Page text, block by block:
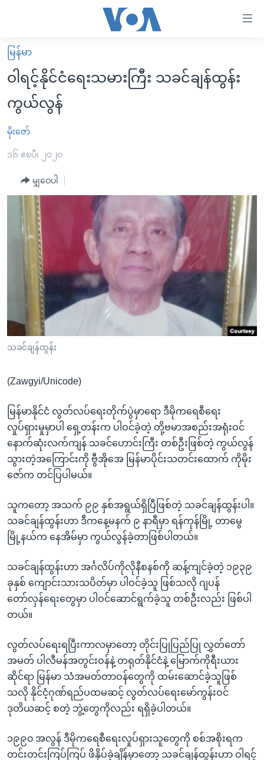
လွယ်ကူ
စေ
Link
များ
ပင်မ
ကြည့်
ကျော်
ကြည့်
ရှာဖွေ
နေရာ
သို့
ကျော်
ရန်
မူလစာမျက်နှာ
မြန်မာ
ကမ္ဘာ့သတင်းများ
နိုင်ငံတကာ
အစ္စရေး-ပါလက်စတိုင်း
ဗွီဒီယို
သတင်းလွတ်လပ်ခွင့်
အင်္ဂလိပ်စာလေ့လာမယ်
အမေရိကန်သုံးအီဒီယံ
မကြေးမုံရဲ့ အင်္ဂလိပ်စာ
ရုပ်ရှင်ထဲက အင်္ဂလိပ်စာ
သုတပဒေသာ အင်္ဂလိပ်စာ
အပတ်စဉ်ကဏ္ဍများ
ရေဒီယို
ရေဒီယိုနှင့်ရုပ်သံ အချက်အလက်များ
ရေဒီယို/တီဗွီအစီအစဉ်
Learning English
ဗွီအိုအေ လူမှုကွန်ယက်များ
မြန်မာ
ဝါရင့်နိုင်ငံရေးသမားကြီး သခင်ချန်ထွန်း
ကွယ်လွန်
မိုးဇော်
၁၆ ဧၿပီ၊ ၂၀၂၀
မျှဝေပါ
သခင်ချန်ထွန်း
(Zawgyi/Unicode)
မြန်မာနိုင်ငံ လွတ်လပ်ရေးတိုက်ပွဲမှာရော ဒီမိုကရေစီရေး
လှုပ်ရှားမှုမှာပါ ရှေ့တန်းက ပါဝင်ခဲ့တဲ့ တို့ဗမာအစည်းအရုံးဝင်
နောက်ဆုံးလက်ကျန် သခင်ဟောင်းကြီး တစ်ဦးဖြစ်တဲ့ ကွယ်လွန်
သွားတဲ့အကြောင်းကို ဗွီအိုအေ မြန်မာပိုင်းသတင်းထောက် ကိုမိုး
ဇော်က တင်ပြပါမယ်။
သူကတော့ အသက် ၉၉ နှစ်အရွယ်ရှိပြီဖြစ်တဲ့ သခင်ချန်ထွန်းပါ။
သခင်ချန်ထွန်းဟာ ဒီကနေ့မနက် ၉ နာရီမှာ ရန်ကုန်မြို့ တာမွေ
မြို့နယ်က နေအိမ်မှာ ကွယ်လွန်ခဲ့တာဖြစ်ပါတယ်။
သခင်ချန်ထွန်းဟာ အင်္ဂလိပ်ကိုလိုနီစနစ်ကို ဆန့်ကျင်ခဲ့တဲ့ ၁၉၃၉
ခုနှစ် ကျောင်းသားသပိတ်မှာ ပါဝင်ခဲ့သူ ဖြစ်သလို ဂျပန်
တော်လှန်ရေးတွေမှာ ပါဝင်ဆောင်ရွက်ခဲ့သူ တစ်ဦးလည်း ဖြစ်ပါ
တယ်။
လွတ်လပ်ရေးရပြီးကာလမှာတော့ တိုင်းပြုပြည်ပြု လွှတ်တော်
အမတ် ပါလီမန်အတွင်းဝန်နဲ့ တရုတ်နိုင်ငံနဲ့ မြောက်ကိုရီးယား
ဆိုင်ရာ မြန်မာ သံအမတ်တာဝန်တွေကို ထမ်းဆောင်ခဲ့သူဖြစ်
သလို နိုင်ငံ့ဂုဏ်ရည်ပထမဆင့် လွတ်လပ်ရေးမော်ကွန်းဝင်
ဒုတိယဆင့် စတဲ့ ဘွဲ့တွေကိုလည်း ရရှိခဲ့ပါတယ်။
၁၉၉၀ အလွန် ဒီမိုကရေစီရေးလှုပ်ရှားသူတွေကို စစ်အစိုးရက
တင်းတင်းကြပ်ကြပ် ဖိနှိပ်ခဲ့ချိန်မှာတော့ သခင်ချန်ထွန်းဟာ ဝါရင့်